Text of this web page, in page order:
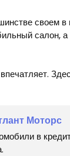
своем в
салон, а
личныеМоторс
в